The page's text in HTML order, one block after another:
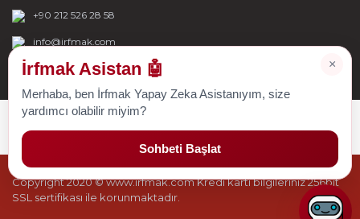
+90 212 526 28 58
info@irfmak.com
Copyright 2020 © www.irfmak.com Kredi kartı bilgileriniz 256bit
SSL sertifikası ile korunmaktadır.
×
İrfmak Asistan 🤖
Merhaba, ben İrfmak Yapay Zeka Asistanıyım, size
yardımcı olabilir miyim?
Sohbeti Başlat